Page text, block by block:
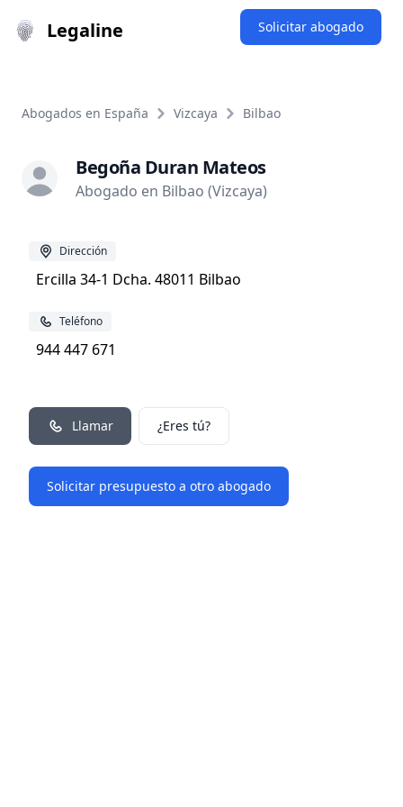
Legaline Solicitar abogado
Abogados en España Vizcaya Bilbao
Begoña Duran Mateos
Abogado en Bilbao (Vizcaya)
Dirección
Ercilla 34-1 Dcha. 48011 Bilbao
Teléfono
944 447 671
Llamar ¿Eres tú?
Solicitar presupuesto a otro abogado